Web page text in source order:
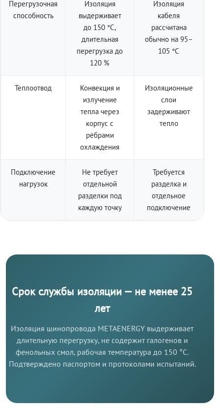
Перегрузочная
способность
Изоляция
выдерживает
до 150 °C,
длительная
перегрузка до
120 %
Изоляция
кабеля
рассчитана
обычно на 95–
105 °C
Теплоотвод
Конвекция и
излучение
тепла через
корпус с
рёбрами
охлаждения
Изоляционные
слои
задерживают
тепло
Подключение
нагрузок
Не требует
отдельной
разделки под
каждую точку
Требуется
разделка и
отдельное
подключение
Срок службы изоляции — не менее 25
лет
Изоляция шинопровода METAENERGY выдерживает
длительную перегрузку, не содержит галогенов и
фенольных смол, рабочая температура до 150 °C.
Подтверждено паспортом и протоколами испытаний.